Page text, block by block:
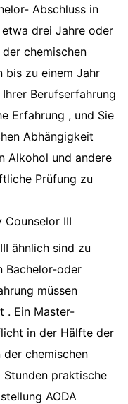
Abschluss in
etwa drei Jahre oder
chemischen
bis zu einem Jahr
Berufserfahrung
Erfahrung , und Sie
Abhängigkeit
Alkohol und andere
Prüfung zu
Counselor III
ähnlich sind zu
Bachelor-oder
müssen
. Ein Master-
in der Hälfte der
der chemischen
praktische
AODA